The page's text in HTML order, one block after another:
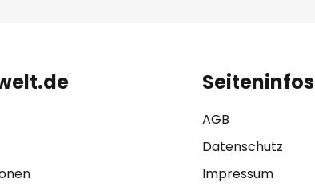
Seiteninfos
AGB
Datenschutz
Impressum